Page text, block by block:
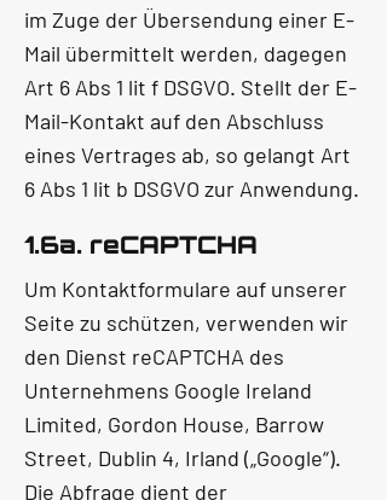
im Zuge der Übersendung einer E-
Mail übermittelt werden, dagegen
Art 6 Abs 1 lit f DSGVO. Stellt der E-
Mail-Kontakt auf den Abschluss
eines Vertrages ab, so gelangt Art
6 Abs 1 lit b DSGVO zur Anwendung.
1.6a. reCAPTCHA
Um Kontaktformulare auf unserer
Seite zu schützen, verwenden wir
den Dienst reCAPTCHA des
Unternehmens Google Ireland
Limited, Gordon House, Barrow
Street, Dublin 4, Irland („Google“).
Die Abfrage dient der